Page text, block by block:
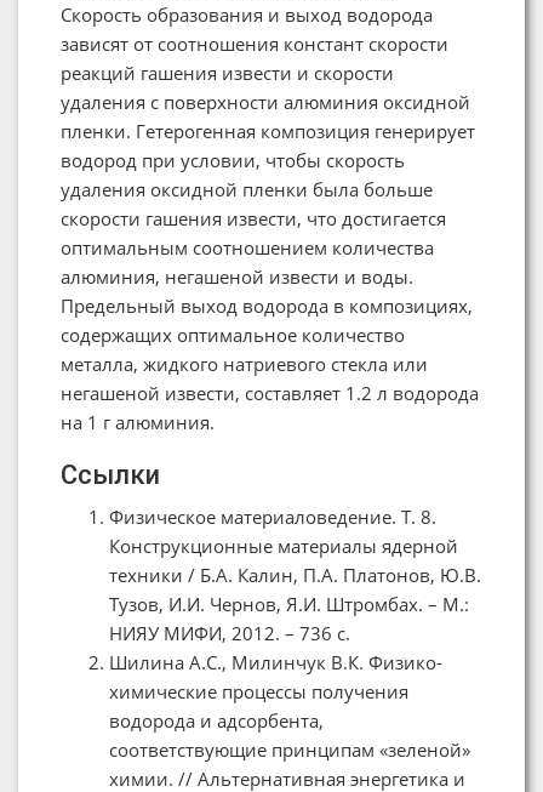
Скорость образования и выход водорода
зависят от соотношения констант скорости
реакций гашения извести и скорости
удаления с поверхности алюминия оксидной
пленки. Гетерогенная композиция генерирует
водород при условии, чтобы скорость
удаления оксидной пленки была больше
скорости гашения извести, что достигается
оптимальным соотношением количества
алюминия, негашеной извести и воды.
Предельный выход водорода в композициях,
содержащих оптимальное количество
металла, жидкого натриевого стекла или
негашеной извести, составляет 1.2 л водорода
на 1 г алюминия.
Ссылки
Физическое материаловедение. Т. 8.
Конструкционные материалы ядерной
техники / Б.А. Калин, П.А. Платонов, Ю.В.
Тузов, И.И. Чернов, Я.И. Штромбах. – М.:
НИЯУ МИФИ, 2012. – 736 с.
Шилина А.С., Милинчук В.К. Физико-
химические процессы получения
водорода и адсорбента,
соответствующие принципам «зеленой»
химии. // Альтернативная энергетика и